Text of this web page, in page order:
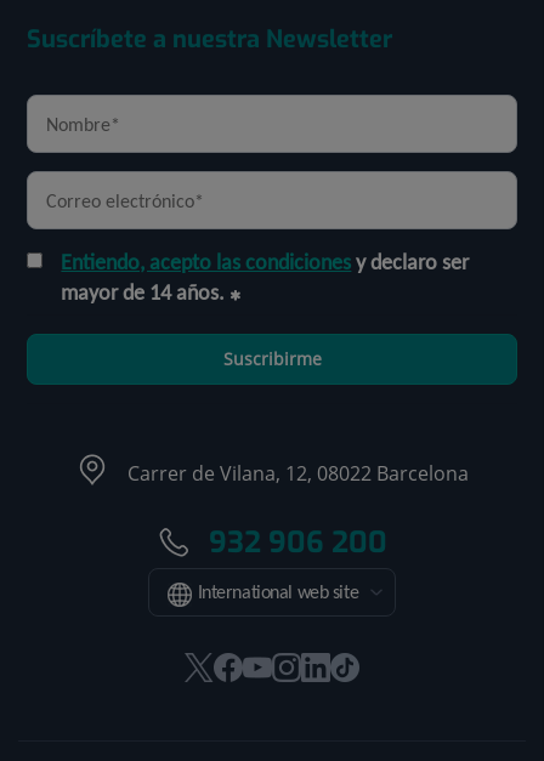
Suscríbete a nuestra Newsletter
Entiendo, acepto las condicionesy declaro ser
mayor de 14 años.
Suscribirme
Carrer de Vilana, 12, 08022 Barcelona
932 906 200
International web site
EsteEsteEsteEsteEsteEnlace